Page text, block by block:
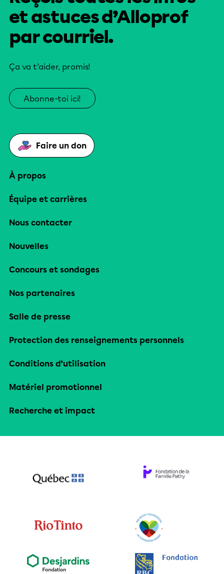
et astuces d’Alloprof
par courriel.
Ça va t’aider, promis!
Abonne-toi ici!
Faire un don
À propos
Équipe et carrières
Nous contacter
Nouvelles
Concours et sondages
Nos partenaires
Salle de presse
Protection des renseignements personnels
Conditions d’utilisation
Matériel promotionnel
Recherche et impact